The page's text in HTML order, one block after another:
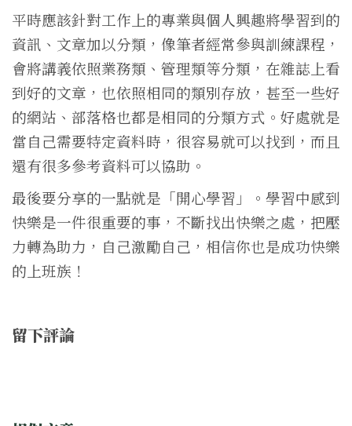
平時應該針對工作上的專業與個人興趣將學習到的
資訊、文章加以分類，像筆者經常參與訓練課程，
會將講義依照業務類、管理類等分類，在雜誌上看
到好的文章，也依照相同的類別存放，甚至一些好
的網站、部落格也都是相同的分類方式。好處就是
當自己需要特定資料時，很容易就可以找到，而且
還有很多參考資料可以協助。
最後要分享的一點就是「開心學習」。學習中感到
快樂是一件很重要的事，不斷找出快樂之處，把壓
力轉為助力，自己激勵自己，相信你也是成功快樂
的上班族！
留下評論